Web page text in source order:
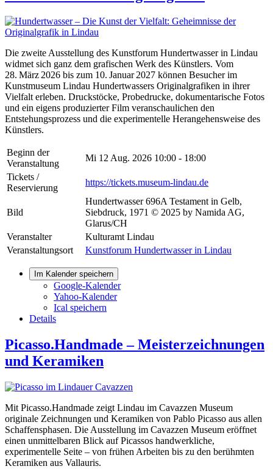
Die zweite Ausstellung des Kunstforum Hundertwasser in Lindau
widmet sich ganz dem grafischen Werk des Künstlers. Vom
28. März 2026 bis zum 10. Januar 2027 können Besucher im
Kunstmuseum Lindau Hundertwassers Originalgrafiken in ihrer
Vielfalt erleben. Druckstöcke, Probedrucke, dokumentarische Fotos
und ein eigens produzierter Film veranschaulichen den
Entstehungsprozess und die experimentelle Herangehensweise des
Künstlers.
Beginn der
Veranstaltung
Mi 12 Aug. 2026 10:00 - 18:00
Tickets /
Reservierung
https://tickets.museum-lindau.de
Bild
Hundertwasser 696A Testament in Gelb,
Siebdruck, 1971 © 2025 by Namida AG,
Glarus/CH
Veranstalter
Kulturamt Lindau
Veranstaltungsort
Kunstforum Hundertwasser in Lindau
Im Kalender speichern
Google-Kalender
Yahoo-Kalender
Ical speichern
Details
Picasso.Handmade – Meisterzeichnungen
und Keramiken
Mit Picasso.Handmade zeigt Lindau im Cavazzen Museum
originale Zeichnungen und Keramiken von Pablo Picasso aus allen
Schaffensphasen. Die Ausstellung im Cavazzen Museum eröffnet
einen unmittelbaren Blick auf Picassos handwerkliche,
experimentelle Seite – von frühen Arbeiten bis zu den berühmten
Keramiken aus Vallauris.